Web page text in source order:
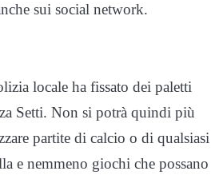
sui social network.
locale ha fissato dei paletti
Setti. Non si potrà quindi più
partite di calcio o di qualsiasi
e nemmeno giochi che possano